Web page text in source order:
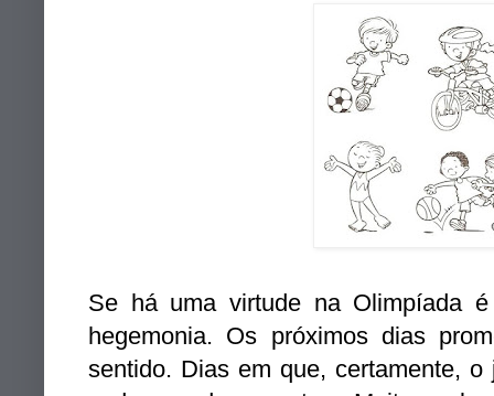
Se há uma virtude na Olimpíada
hegemonia. Os próximos dias
sentido. Dias em que, certamente,